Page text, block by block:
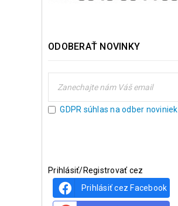
ODOBERAŤ NOVINKY
GDPR súhlas na odber noviniek
Prihlásiť/Registrovať cez
Prihlásiť cez Facebook